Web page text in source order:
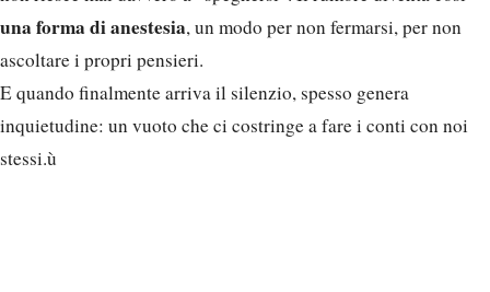
una forma di anestesia, un modo per non fermarsi, per non
ascoltare i propri pensieri.
E quando finalmente arriva il silenzio, spesso genera
inquietudine: un vuoto che ci costringe a fare i conti con noi
stessi.ù